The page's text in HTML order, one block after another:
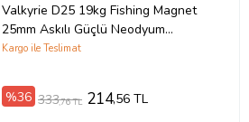
Valkyrie D25 19kg Fishing Magnet
25mm Askılı Güçlü Neodyum
Mıknatıs
Kargo ile Teslimat
%36 333,76 TL 214,56 TL